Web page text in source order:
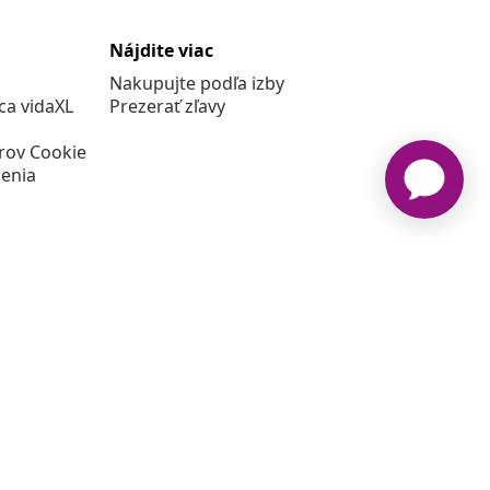
vidaXL
Cookie
Nájdite viac
Nakupujte podľa izby
Prezerať zľavy